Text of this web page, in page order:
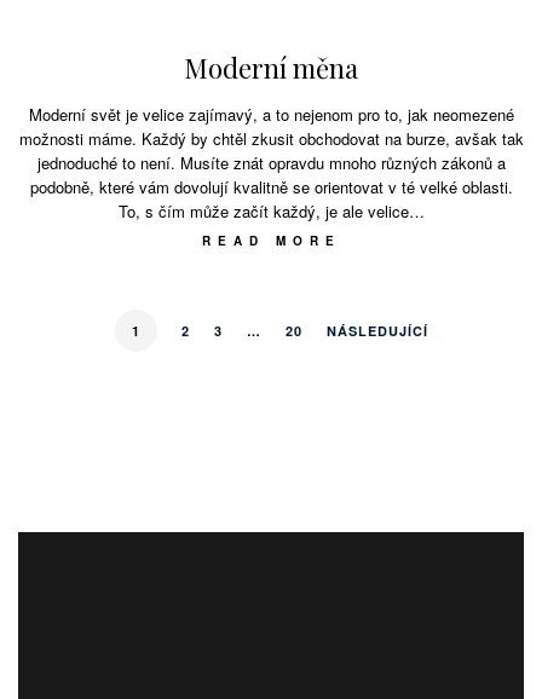
Moderní měna
Moderní svět je velice zajímavý, a to nejenom pro to, jak neomezené
možnosti máme. Každý by chtěl zkusit obchodovat na burze, avšak tak
jednoduché to není. Musíte znát opravdu mnoho různých zákonů a
podobně, které vám dovolují kvalitně se orientovat v té velké oblasti.
To, s čím může začít každý, je ale velice…
READ MORE
1 2 3 … 20 NÁSLEDUJÍCÍ